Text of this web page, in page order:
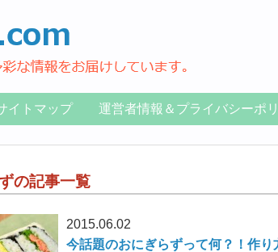
イトマップ 運営者情報＆プライバシーポ
の記事一覧
2015.06.02
今話題のおにぎらずって何？！作